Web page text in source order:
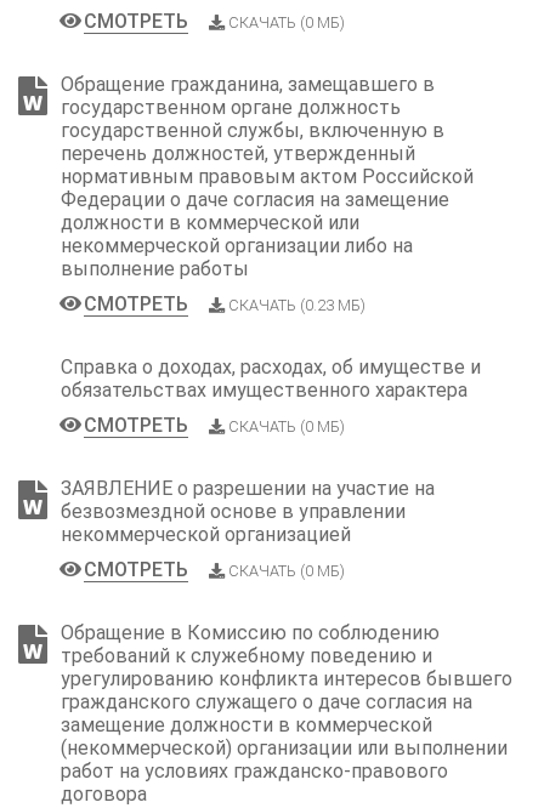
СМОТРЕТЬ
СКАЧАТЬ (0 МБ)
Обращение гражданина, замещавшего в
государственном органе должность
государственной службы, включенную в
перечень должностей, утвержденный
нормативным правовым актом Российской
Федерации о даче согласия на замещение
должности в коммерческой или
некоммерческой организации либо на
выполнение работы
СМОТРЕТЬ
СКАЧАТЬ (0.23 МБ)
Справка о доходах, расходах, об имуществе и
обязательствах имущественного характера
СМОТРЕТЬ
СКАЧАТЬ (0 МБ)
ЗАЯВЛЕНИЕ о разрешении на участие на
безвозмездной основе в управлении
некоммерческой организацией
СМОТРЕТЬ
СКАЧАТЬ (0 МБ)
Обращение в Комиссию по соблюдению
требований к служебному поведению и
урегулированию конфликта интересов бывшего
гражданского служащего о даче согласия на
замещение должности в коммерческой
(некоммерческой) организации или выполнении
работ на условиях гражданско-правового
договора